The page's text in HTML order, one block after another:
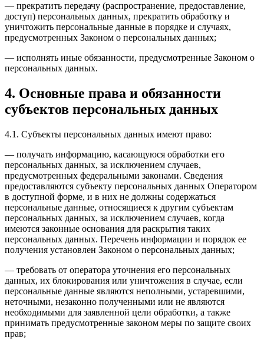
— прекратить передачу (распространение, предоставление,
доступ) персональных данных, прекратить обработку и
уничтожить персональные данные в порядке и случаях,
предусмотренных Законом о персональных данных;
— исполнять иные обязанности, предусмотренные Законом о
персональных данных.
4. Основные права и обязанности
субъектов персональных данных
4.1. Субъекты персональных данных имеют право:
— получать информацию, касающуюся обработки его
персональных данных, за исключением случаев,
предусмотренных федеральными законами. Сведения
предоставляются субъекту персональных данных Оператором
в доступной форме, и в них не должны содержаться
персональные данные, относящиеся к другим субъектам
персональных данных, за исключением случаев, когда
имеются законные основания для раскрытия таких
персональных данных. Перечень информации и порядок ее
получения установлен Законом о персональных данных;
— требовать от оператора уточнения его персональных
данных, их блокирования или уничтожения в случае, если
персональные данные являются неполными, устаревшими,
неточными, незаконно полученными или не являются
необходимыми для заявленной цели обработки, а также
принимать предусмотренные законом меры по защите своих
прав;